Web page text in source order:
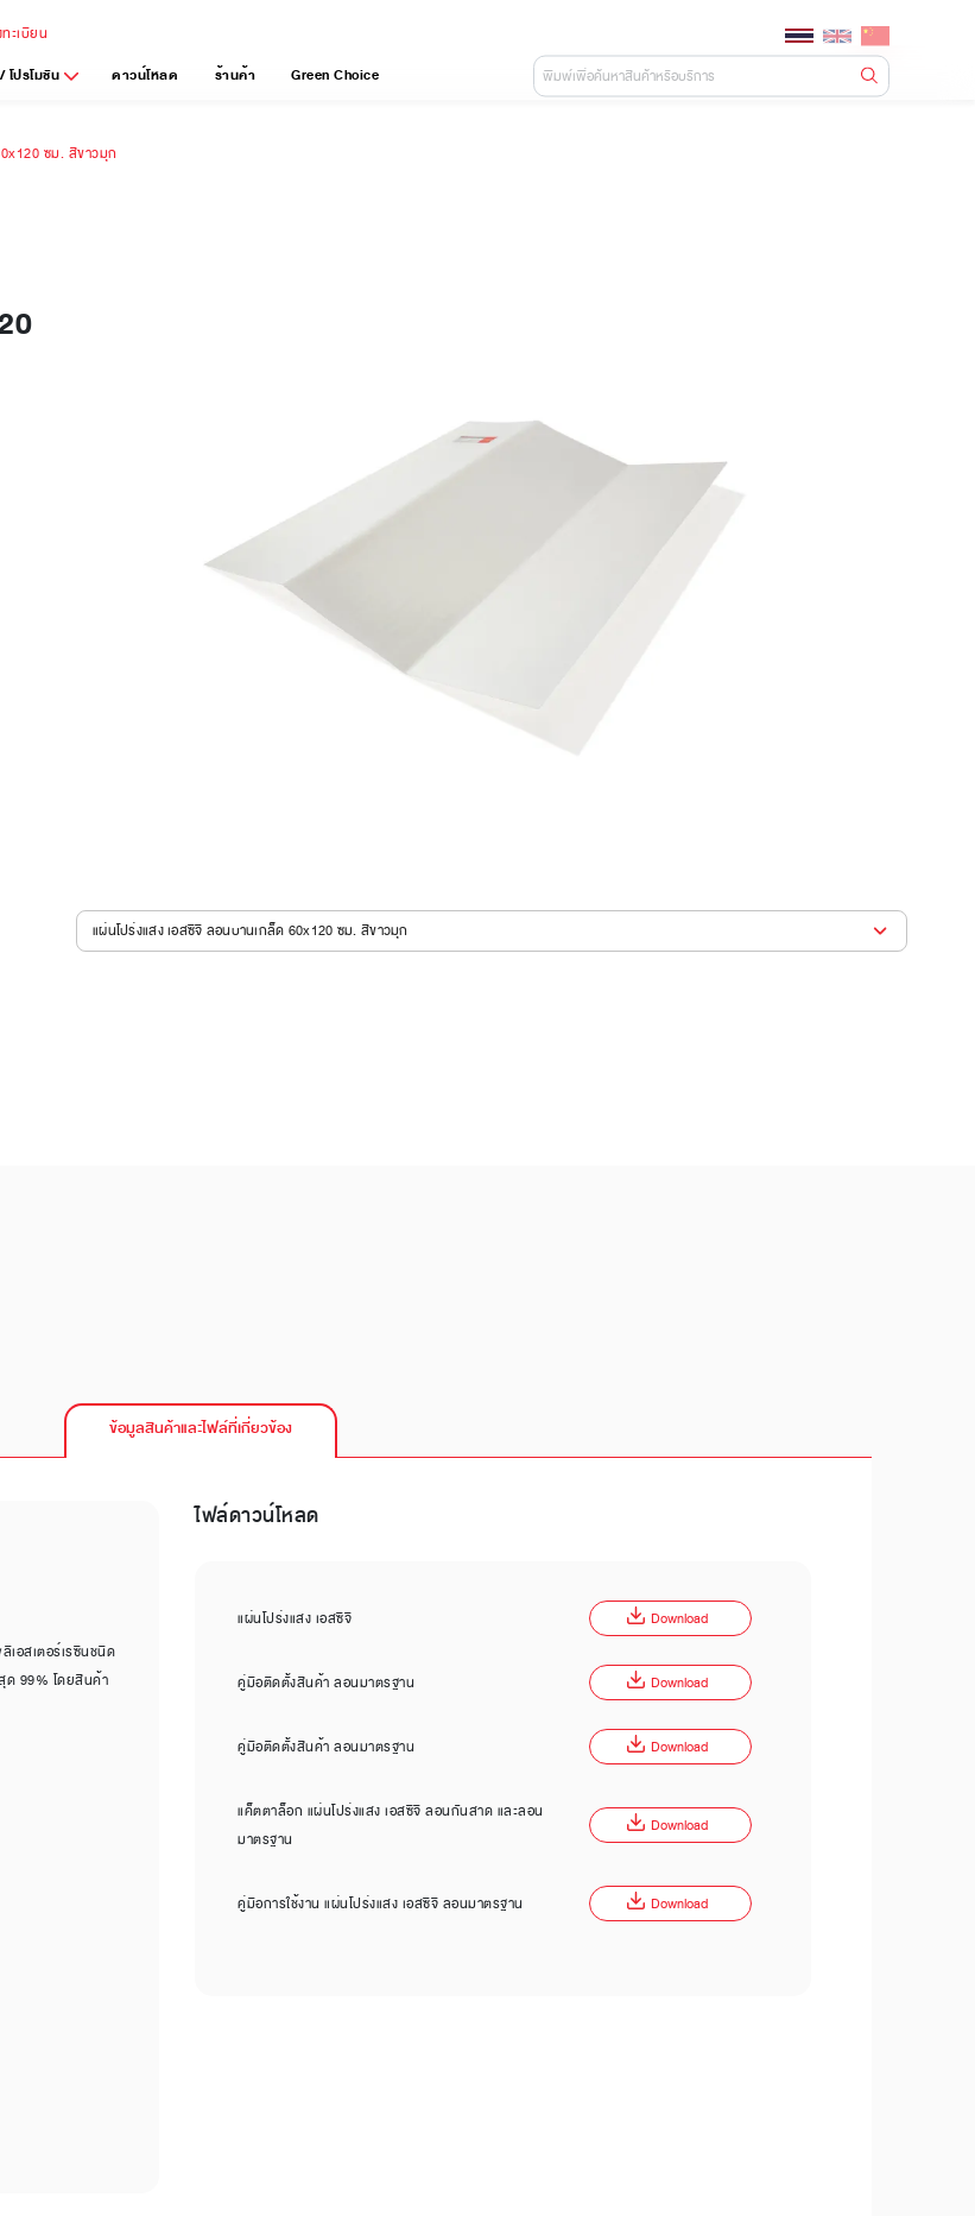
ะเบียน
ปรโมชัน ดาวน์โหลด ร้านค้า Green Choice
ซม. สีขาวมุก
แผ่นโปร่งแสง เอสซีจี ลอนบานเกล็ด 60x120 ซม. สีขาวมุก
ข้อมูลสินค้าและไฟล์ที่เกี่ยวข้อง
เอสเตอร์เรซินชนิด
ด 99% โดยสินค้า
ไฟล์ดาวน์โหลด
แผ่นโปร่งแสง เอสซีจี Download
คู่มือติดตั้งสินค้า ลอนมาตรฐาน Download
คู่มือติดตั้งสินค้า ลอนมาตรฐาน Download
แค็ตตาล็อก แผ่นโปร่งแสง เอสซีจี ลอนกันสาด และลอน
มาตรฐาน
Download
คู่มือการใช้งาน แผ่นโปร่งแสง เอสซีจี ลอนมาตรฐาน Download